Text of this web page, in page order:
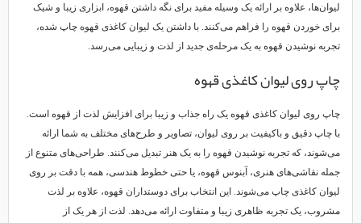
لیوان‌ها، علاوه بر ارائه یک وسیله مفید برای نگه داشتن قهوه، ابزاری زیبا و شیک
برای خوردن قهوه را فراهم می‌کنند. با داشتن یک لیوان کاغذی قهوه چاپ شده،
تجربه نوشیدن قهوه به یک مرحله‌ی جدید از لذت و زیبایی می‌رسد.
چاپ روی لیوان کاغذی قهوه
چاپ روی لیوان کاغذی قهوه یک راه جذاب و زیبا برای افزایش لذت از قهوه است.
با چاپ دقیق و باکیفیت بر روی لیوان، تصاویر و طرح‌های مختلف به شما ارائه
می‌شوند، که تجربه نوشیدن قهوه را به یک هنر تبدیل می‌کنند. طراحی‌های متنوع از
جمله نقاشی‌های هنری، آبنوس قهوه، یا حتی خطوط هندسی، همه با دقت بر روی
لیوان کاغذی چاپ می‌شوند. این انتخاب برای دوستداران قهوه، علاوه بر لذت
مشروب، یک تجربه ظاهری زیبا و متفاوت ارائه می‌دهد. لذت از هر یک از